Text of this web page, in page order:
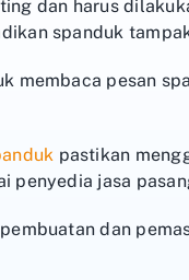
dan harus
spanduk
membaca pesan
pastikan
penyedia jasa
dan